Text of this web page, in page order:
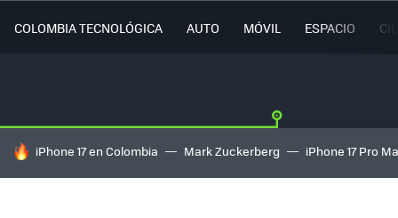
COLOMBIA TECNOLÓGICA AUTO MÓVIL ESPACIO
HOY SE HABLA DE
iPhone 17 en Colombia Mark Zuckerberg iPhone 17 Pro